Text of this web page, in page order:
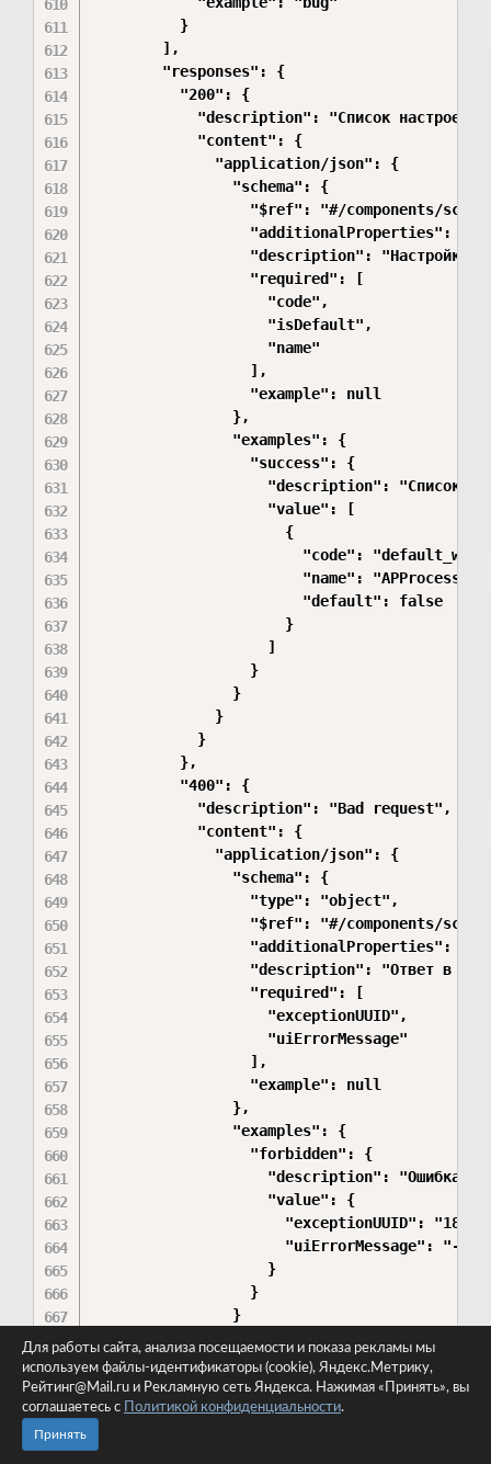
Для работы сайта, анализа посещаемости и показа рекламы мы
используем файлы-идентификаторы (cookie), Яндекс.Метрику,
Рейтинг@Mail.ru и Рекламную сеть Яндекса. Нажимая «Принять», вы
соглашаетесь с
Политикой конфиденциальности.
Принять